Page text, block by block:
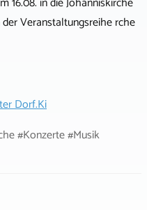
Veranstaltungsreihe rche
Dorf.Ki
#Konzerte #Musik